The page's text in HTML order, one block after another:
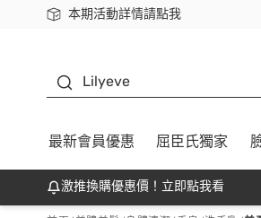
本期活動詳情請點我
下載app最高回饋$350
Lilyeve
最新會員優惠 屈臣氏獨家
激推換購優惠價！立即點我看